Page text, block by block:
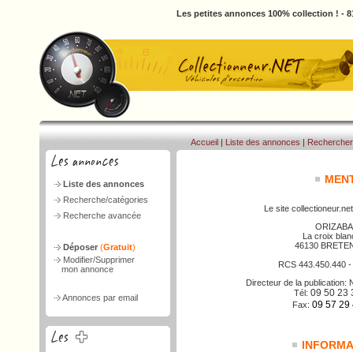
Les petites annonces 100% collection ! -
Liste des annonces
Recherche/catégories
Recherche avancée
Déposer (Gratuit)
Modifier/Supprimer
mon annonce
Annonces par email
Accueil | Liste des annonces | Rechercher
Le site
ORIZABA
La croix
46130
RCS 443.450.440
Directeur de la publication:
Tél: 09 50 23
Fax: 09 57 29